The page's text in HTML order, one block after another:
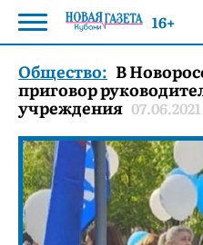
Общество: В
приговор
учреждения 07.06.2021
16+